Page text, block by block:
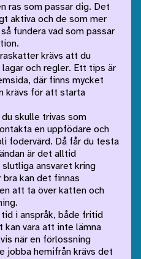
ras som passar dig. Det
aktiva och de som mer
fundera vad som passar
krävs att du
och regler. Ett tips är
där finns mycket
krävs för att starta
skulle trivas som
en uppfödare och
fodervärd. Då får du testa
är det alltid
ansvaret kring
kan det finnas
att ta över katten och
i anspråk, både fritid
vara att inte lämna
när en förlossning
jobba hemifrån krävs det